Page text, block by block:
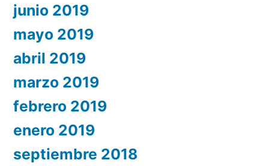
junio 2019
mayo 2019
abril 2019
marzo 2019
febrero 2019
enero 2019
septiembre 2018